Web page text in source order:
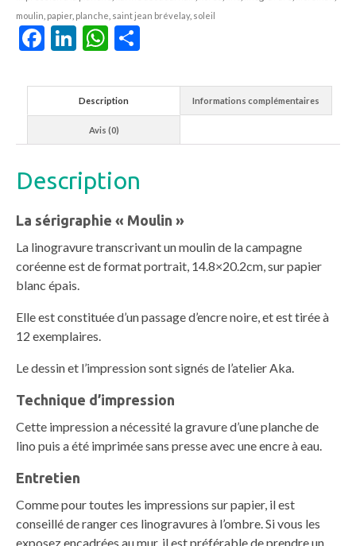
moulin papier, planche saint jean brévelay, soleil
Facebook
LinkedIn
WhatsApp
Description Informations complémentaires
Avis (0)
Description
La sérigraphie « Moulin »
La linogravure transcrivant un moulin de la campagne
coréenne est de format portrait, 14.8×20.2cm, sur papier
blanc épais.
Elle est constituée d’un passage d’encre noire, et est tirée à
12 exemplaires.
Le dessin et l’impression sont signés de l’atelier Aka.
Technique d’impression
Cette impression a nécessité la gravure d’une planche de
lino puis a été imprimée sans presse avec une encre à eau.
Entretien
Comme pour toutes les impressions sur papier, il est
conseillé de ranger ces linogravures à l’ombre. Si vous les
exposez encadrées au mur, il est préférable de prendre un